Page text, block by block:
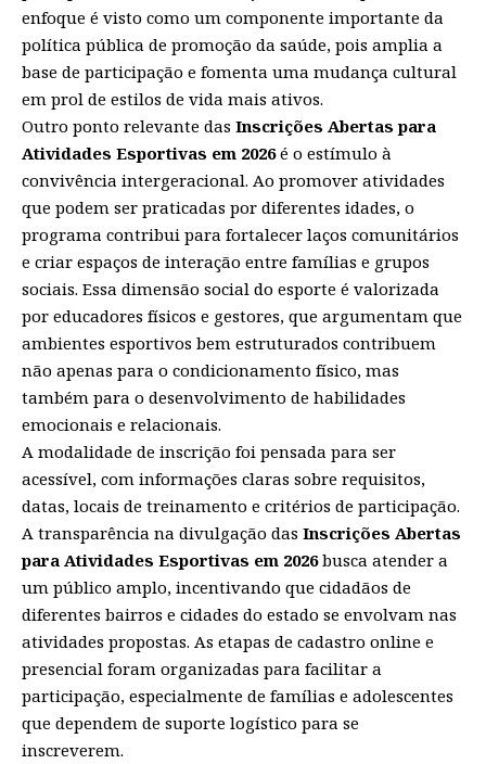
enfoque é visto como um componente importante da
política pública de promoção da saúde, pois amplia a
base de participação e fomenta uma mudança cultural
em prol de estilos de vida mais ativos.
Outro ponto relevante das Inscrições Abertas para
Atividades Esportivas em 2026é o estímulo à
convivência intergeracional. Ao promover atividades
que podem ser praticadas por diferentes idades, o
programa contribui para fortalecer laços comunitários
e criar espaços de interação entre famílias e grupos
sociais. Essa dimensão social do esporte é valorizada
por educadores físicos e gestores, que argumentam que
ambientes esportivos bem estruturados contribuem
não apenas para o condicionamento físico, mas
também para o desenvolvimento de habilidades
emocionais e relacionais.
A modalidade de inscrição foi pensada para ser
acessível, com informações claras sobre requisitos,
datas, locais de treinamento e critérios de participação.
A transparência na divulgação das Inscrições Abertas
para Atividades Esportivas em 2026busca atender a
um público amplo, incentivando que cidadãos de
diferentes bairros e cidades do estado se envolvam nas
atividades propostas. As etapas de cadastro online e
presencial foram organizadas para facilitar a
participação, especialmente de famílias e adolescentes
que dependem de suporte logístico para se
inscreverem.